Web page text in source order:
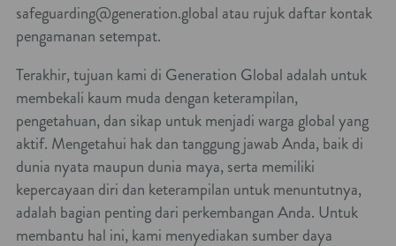
safeguarding@generation.global atau rujuk daftar kontak
pengamanan setempat.
Terakhir, tujuan kami di Generation Global adalah untuk
membekali kaum muda dengan keterampilan,
pengetahuan, dan sikap untuk menjadi warga global yang
aktif. Mengetahui hak dan tanggung jawab Anda, baik di
dunia nyata maupun dunia maya, serta memiliki
kepercayaan diri dan keterampilan untuk menuntutnya,
adalah bagian penting dari perkembangan Anda. Untuk
membantu hal ini, kami menyediakan sumber daya